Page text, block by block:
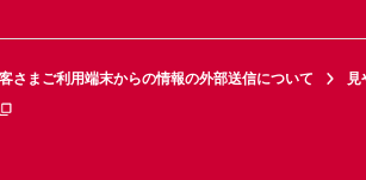
さまご利用端末からの情報の外部送信について
見